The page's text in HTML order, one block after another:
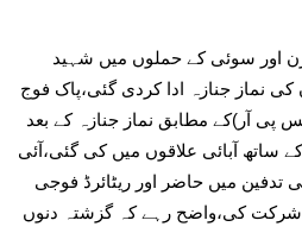
اور سوئی کے حملوں میں شہید
کی نماز جنازہ ادا کردی گئی،پاک فوج
پی آر)کے مطابق نماز جنازہ کے بعد
ساتھ آبائی علاقوں میں کی گئی،آئی
میں حاضر اور ریٹائرڈ فوجی
شرکت کی،واضح رہے کہ گزشتہ دنوں